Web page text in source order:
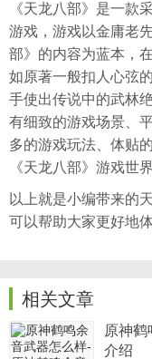
《天龙八部》是一款
游戏，游戏以金庸老
部》的内容为蓝本，
如原著一般扣人心弦
手使出传说中的武林
有细致的游戏场景、
多的游戏玩法、体贴
《天龙八部》游戏世
以上就是小编带来的
可以帮助大家更好地
相关文章
原神
介绍